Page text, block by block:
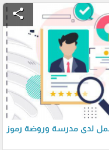
share
لدى مدرسة وروضة رموز